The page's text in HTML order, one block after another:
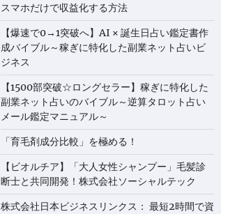
スマホだけで収益化する方法
【爆速で0→1突破へ】AI × 誕生日占い鑑定書作
成バイブル～稼ぎに特化した副業ネット占いビ
ジネス
【1500部突破☆ロングセラー】稼ぎに特化した
副業ネット占いのバイブル～逆算タロット占い
メール鑑定マニュアル～
「育毛剤成分比較」を極める！
【ビオルチア】「大人女性シャンプー」毛髪診
断士と共同開発！株式会社ソーシャルテック
株式会社日本ビジネスリンクス： 最短2時間で資